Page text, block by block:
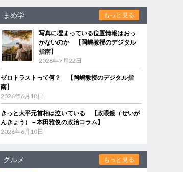
まめ学 もっと見る
写真に埋まっている位置情報はおっ
かないのか 【岡嶋教授のデジタル
指南】
2026年7月22日
ゼロトラストって何？ 【岡嶋教授のデジタル指
南】
2026年6月18日
きっと大平元首相は泣いている 【政眼鏡（せいが
んきょう）－本田雅俊の政治コラム】
2026年6月10日
グルメ もっと見る